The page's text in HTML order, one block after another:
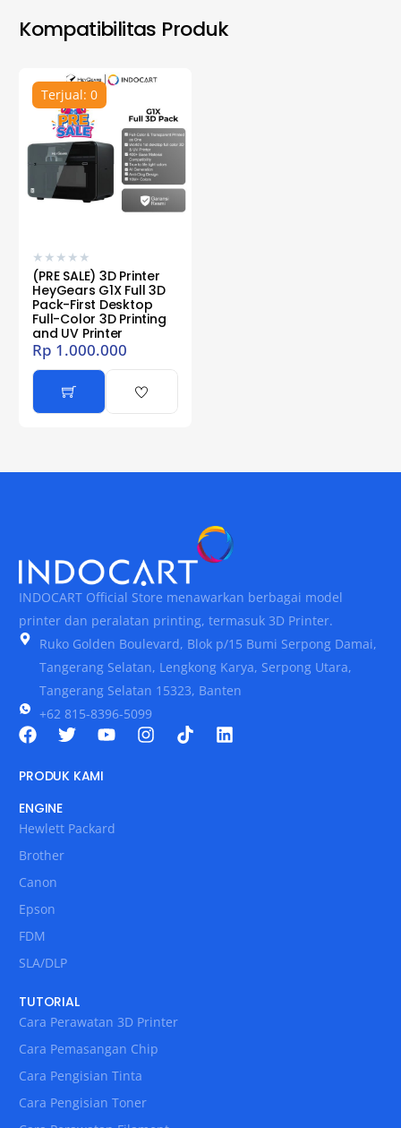
Kompatibilitas Produk
Terjual: 0
★ ★ ★ ★ ★
(PRE SALE) 3D Printer
HeyGears G1X Full 3D
Pack-First Desktop
Full-Color 3D Printing
and UV Printer
Rp 1.000.000
INDOCART Official Store menawarkan berbagai model
printer dan peralatan printing, termasuk 3D Printer.
Ruko Golden Boulevard, Blok p/15 Bumi Serpong Damai,
Tangerang Selatan, Lengkong Karya, Serpong Utara,
Tangerang Selatan 15323, Banten
+62 815-8396-5099
PRODUK KAMI
ENGINE
Hewlett Packard
Brother
Canon
Epson
FDM
SLA/DLP
TUTORIAL
Cara Perawatan 3D Printer
Cara Pemasangan Chip
Cara Pengisian Tinta
Cara Pengisian Toner